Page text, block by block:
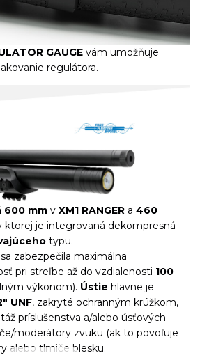
GAUGE vám umožňuje
regulátora.
600 mm v XM1 RANGER a 460
ktorej je integrovaná dekompresná
typu.
zabezpečila maximálna
pri streľbe až do vzdialenosti 100
výkonom). Ústie hlavne je
UNF, zakryté ochranným krúžkom,
príslušenstva a/alebo úsťových
moderátory zvuku (ak to povoľuje
alebo tlmiče blesku.